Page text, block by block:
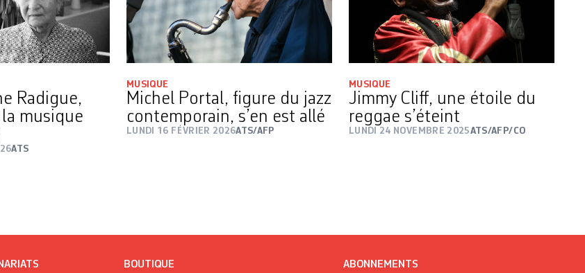
Radigue,
musique
ATS
MUSIQUE
Michel Portal, figure du jazz
contemporain, s’en est allé
LUNDI 16 FÉVRIER 2026ATS/AFP
MUSIQUE
Jimmy Cliff, une étoile du
reggae s’éteint
LUNDI 24 NOVEMBRE 2025ATS/AFP/CO
BOUTIQUE ABONNEMENTS